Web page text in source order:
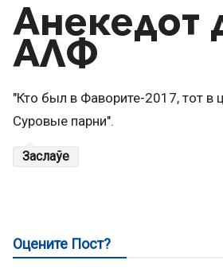
Анекедот
АЛФ
"Кто был в Фаворите-2017, тот в
Суровые парни".
Заслаўе
Оцените Пост?